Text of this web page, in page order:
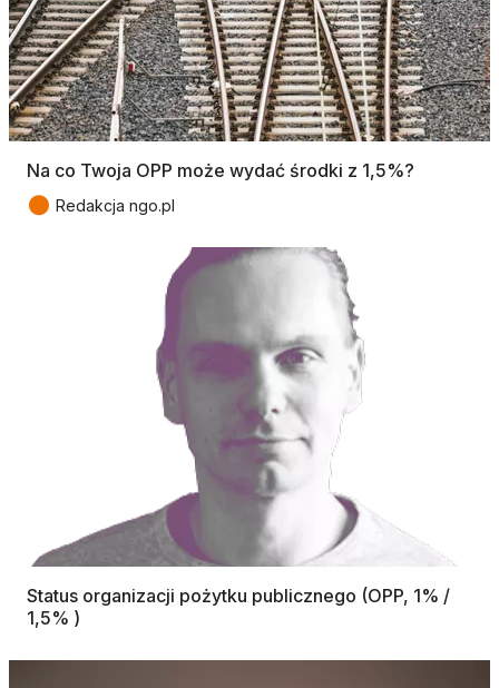
Na co Twoja OPP może wydać środki z 1,5%?
● Redakcja ngo.pl
Status organizacji pożytku publicznego (OPP, 1% /
1,5% )